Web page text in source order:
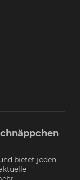
bietet jeden